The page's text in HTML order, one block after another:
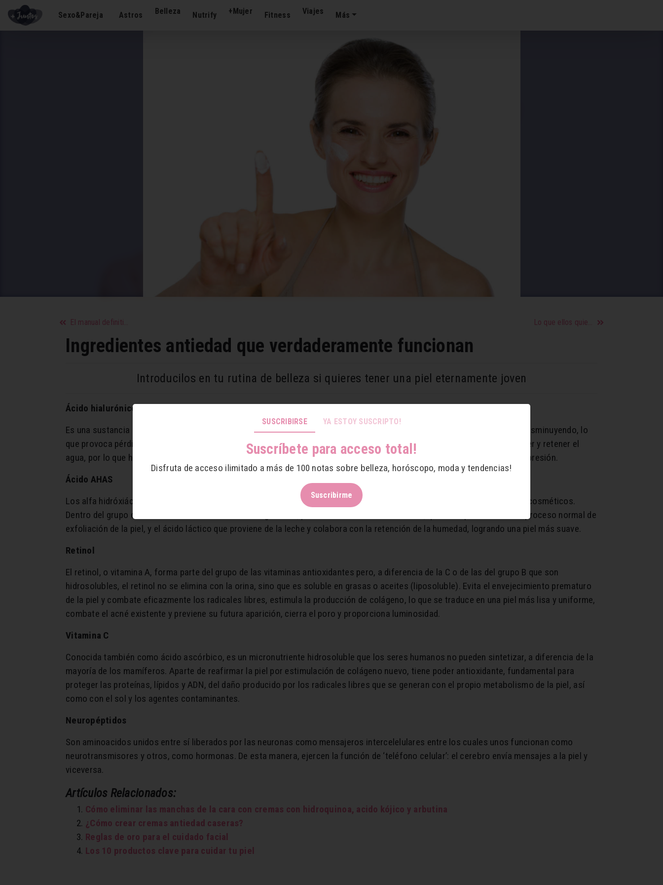
Sexo&Pareja Astros Belleza Nutrify +Mujer Fitness Viajes Más
El manual definitivo para unas cejas perfectas Lo que ellos quieren en la cama
Ingredientes antiedad que verdaderamente funcionan
Introducilos en tu rutina de belleza si quieres tener una piel eternamente joven
Ácido hialurónico
Es una sustancia que se encuentra de manera natural en nuestro organismo. A medida que envejecemos su presencia va disminuyendo, lo
que provoca pérdida de volumen y de firmeza y la aparición de arrugas. Su principal característica es su capacidad de atraer y retener el
agua, por lo que hidrata la piel, le proporciona un aspecto más terso y ayuda a rellenar las pequeñas arrugas y líneas de expresión.
Ácido AHAS
Los alfa hidróxiácidos son ácidos, conocidos como ácidos AHAS, que se encuentran en diferentes productos naturales y cosméticos.
Dentro del grupo de los AHAS encontramos el ácido glicólico, procedente de la caña de azúcar, que sirve para acelerar el proceso normal de
exfoliación de la piel, y el ácido láctico que proviene de la leche y colabora con la retención de la humedad, logrando una piel más suave.
Retinol
El retinol, o vitamina A, forma parte del grupo de las vitaminas antioxidantes pero, a diferencia de la C o de las del grupo B que son
hidrosolubles, el retinol no se elimina con la orina, sino que es soluble en grasas o aceites (liposoluble). Evita el envejecimiento prematuro
de la piel y combate eficazmente los radicales libres, estimula la producción de colágeno, lo que se traduce en una piel más lisa y uniforme,
combate el acné existente y previene su futura aparición, cierra el poro y proporciona luminosidad.
Vitamina C
Conocida también como ácido ascórbico, es un micronutriente hidrosoluble que los seres humanos no pueden sintetizar, a diferencia de la
mayoría de los mamíferos. Aparte de reafirmar la piel por estimulación de colágeno nuevo, tiene poder antioxidante, fundamental para
proteger las proteínas, lípidos y ADN, del daño producido por los radicales libres que se generan con el propio metabolismo de la piel, así
como con el sol y los agentes contaminantes.
Neuropéptidos
Son aminoacidos unidos entre sí liberados por las neuronas como mensajeros intercelelulares entre los cuales unos funcionan como
neurotransmisores y otros, como hormonas. De esta manera, ejercen la función de ‘teléfono celular’: el cerebro envía mensajes a la piel y
viceversa.
Artículos Relacionados:
Cómo eliminar las manchas de la cara con cremas con hidroquinoa, acido kójico y arbutina
¿Cómo crear cremas antiedad caseras?
Reglas de oro para el cuidado facial
Los 10 productos clave para cuidar tu piel
SUSCRIBIRSE YA ESTOY SUSCRIPTO!
Suscríbete para acceso total!
Disfruta de acceso ilimitado a más de 100 notas sobre belleza, horóscopo, moda y tendencias!
Suscribirme